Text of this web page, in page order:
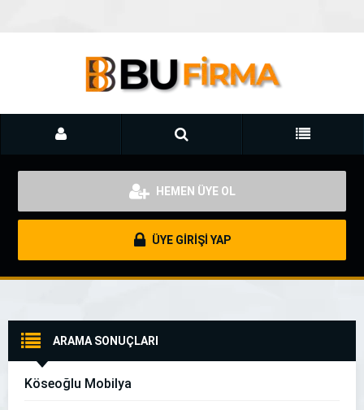
HEMEN ÜYE OL
ÜYE GİRİŞİ YAP
ARAMA SONUÇLARI
Köseoğlu Mobilya